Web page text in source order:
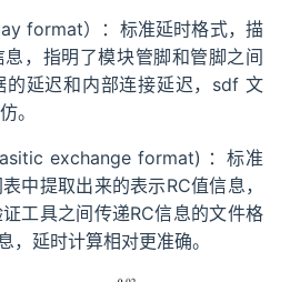
format）：标准延时格式，描
，指明了模块管脚和管脚之间
的延迟和内部连接延迟，sdf 文
。
exchange format) ：标准
中提取出来的表示RC值信息，
工具之间传递RC信息的文件格
，延时计算相对更准确。